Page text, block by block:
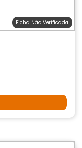
Ficha Não Verificada